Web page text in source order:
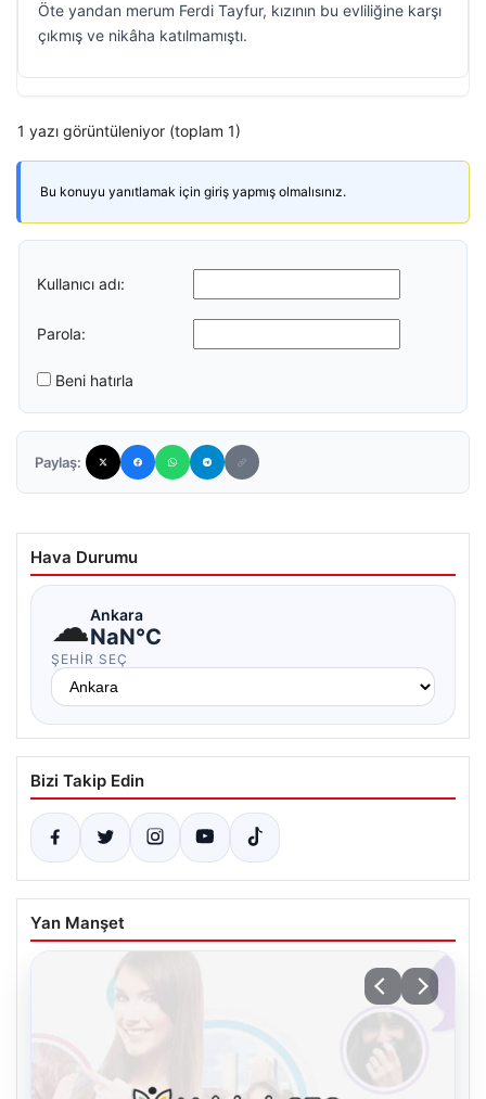
Öte yandan merum Ferdi Tayfur, kızının bu evliliğine karşı
çıkmış ve nikâha katılmamıştı.
1 yazı görüntüleniyor (toplam 1)
Bu konuyu yanıtlamak için giriş yapmış olmalısınız.
Kullanıcı adı:
Parola:
Beni hatırla
Paylaş:
Hava Durumu
☁Ankara
NaN°C
ŞEHIR SEÇ
Bizi Takip Edin
Yan Manşet